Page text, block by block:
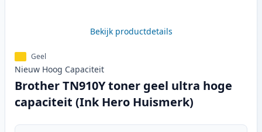
Bekijk productdetails
Geel
Nieuw Hoog Capaciteit
Brother TN910Y toner geel ultra hoge
capaciteit (Ink Hero Huismerk)